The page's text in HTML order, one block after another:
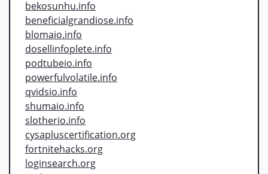
bekosunhu.info
beneficialgrandiose.info
blomaio.info
dosellinfoplete.info
podtubeio.info
powerfulvolatile.info
qvidsio.info
shumaio.info
slotherio.info
cysapluscertification.org
fortnitehacks.org
loginsearch.org